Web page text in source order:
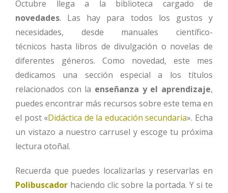
Octubre llega a la biblioteca cargado de
novedades. Las hay para todos los gustos y
necesidades, desde manuales científico-
técnicos hasta libros de divulgación o novelas de
diferentes géneros. Como novedad, este mes
dedicamos una sección especial a los títulos
relacionados con la enseñanza y el aprendizaje,
puedes encontrar más recursos sobre este tema en
el post «Didáctica de la educación secundaria». Echa
un vistazo a nuestro carrusel y escoge tu próxima
lectura otoñal.
Recuerda que puedes localizarlas y reservarlas en
Polibuscador haciendo clic sobre la portada. Y si te